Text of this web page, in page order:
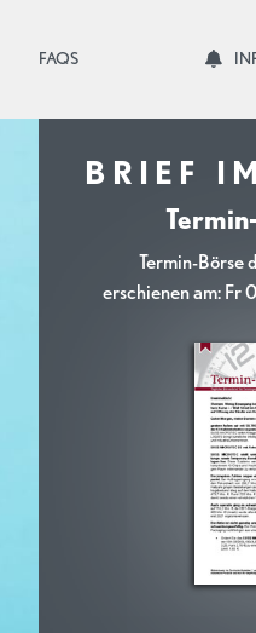
FAQS
BRIEF
Termin-Börse
erschienen am: Fr